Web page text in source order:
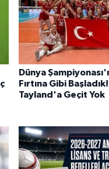
Dünya
Fırtına Gibi Başladık!
Tayland'a Geçit Yok